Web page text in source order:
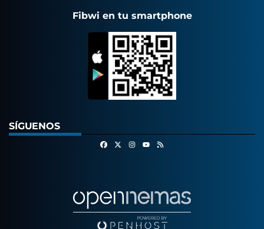
Fibwi en tu smartphone
SÍGUENOS
FacebookInstagram